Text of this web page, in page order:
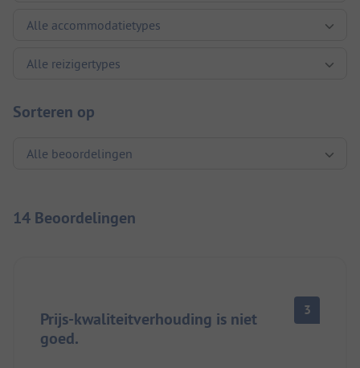
Sorteren op
14 Beoordelingen
Prijs-kwaliteitverhouding is niet
goed.
3